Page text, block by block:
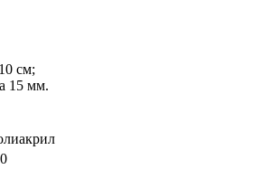
см;
15 мм.